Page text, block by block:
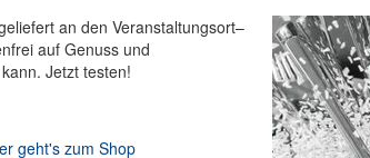
an den Veranstaltungsort–
auf Genuss und
Jetzt testen!
geht's zum Shop